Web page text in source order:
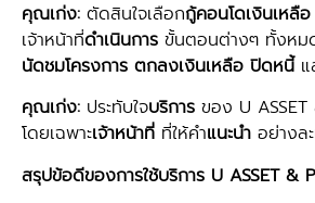
คุณเก่ง: ตัดสินใจเลือกกู้คอนโดเงินเหลือ
เจ้าหน้าที่ดำเนินการ ขั้นตอนต่างๆ ทั้งห
นัดชมโครงการ ตกลงเงินเหลือ ปิดหนี้แ
คุณเก่ง: ประทับใจบริการ ของ U
โดยเฉพาะเจ้าหน้าที่ ที่ให้คำแนะนำ อย่างล
สรุปข้อดีของการใช้บริการ U ASSET &